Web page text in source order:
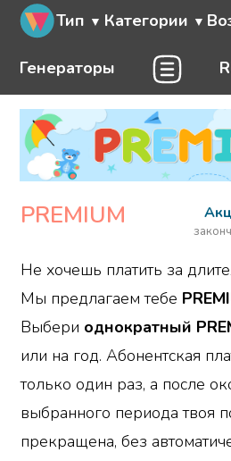
Тип Категории
Генераторы
PREMIUM
Не хочешь платить за
Мы предлагаем тебе
Выбери однократный
или на год. Абонентская
только один раз, а после
выбранного периода твоя
прекращена, без